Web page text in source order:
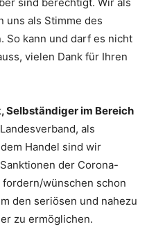
uns als Stimme des
So kann und darf es nicht
vielen Dank für Ihren
Selbständiger im Bereich
als
Handel sind wir
der Corona-
wünschen schon
den seriösen und nahezu
zu ermöglichen.